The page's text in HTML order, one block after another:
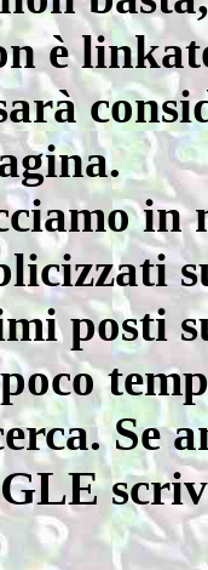
è
in
posti
Se